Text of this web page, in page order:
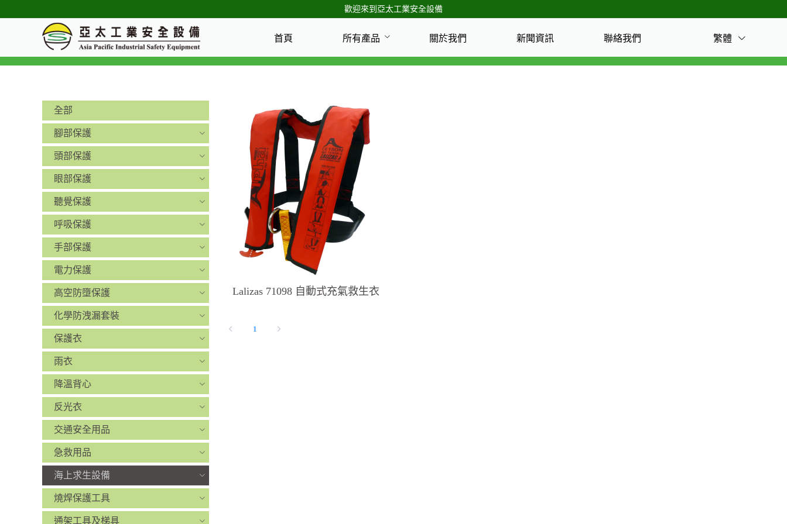
歡迎來到亞太工業安全設備
首頁 所有產品 關於我們 新聞資訊 聯絡我們 繁體
全部
腳部保護
頭部保護
眼部保護
聽覺保護
呼吸保護
手部保護
電力保護
高空防墮保護
化學防洩漏套裝
保護衣
雨衣
降溫背心
反光衣
交通安全用品
急救用品
海上求生設備
燒焊保護工具
通架工具及梯具
Lalizas 71098 自動式充氣救生衣
1